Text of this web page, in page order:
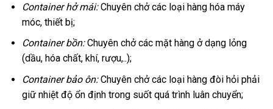
Container hở mái:Chuyên chở các loại hàng hóa máy
móc, thiết bị;
Container bồn:Chuyên chở các mặt hàng ở dạng lỏng
(dầu, hóa chất, khí, rượu,..);
Container bảo ôn:Chuyên chở các loại hàng đòi hỏi phải
giữ nhiệt độ ổn định trong suốt quá trình luân chuyển;